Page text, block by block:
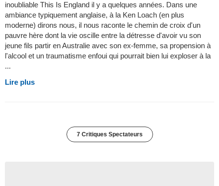
inoubliable This Is England il y a quelques années. Dans une
ambiance typiquement anglaise, à la Ken Loach (en plus
moderne) dirons nous, il nous raconte le chemin de croix d'un
pauvre hère dont la vie oscille entre la détresse d'avoir vu son
jeune fils partir en Australie avec son ex-femme, sa propension à
l'alcool et un traumatisme enfoui qui pourrait bien lui exploser à la
...
Lire plus
7 Critiques Spectateurs